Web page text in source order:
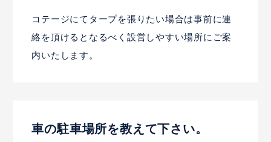
コテージにてタープを張りたい場合は事前に連
絡を頂けるとなるべく設営しやすい場所にご案
内いたします。
車の駐車場所を教えて下さい。